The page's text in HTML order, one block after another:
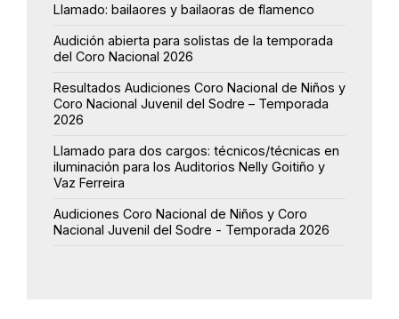
Llamado: bailaores y bailaoras de flamenco
Audición abierta para solistas de la temporada
del Coro Nacional 2026
Resultados Audiciones Coro Nacional de Niños y
Coro Nacional Juvenil del Sodre – Temporada
2026
Llamado para dos cargos: técnicos/técnicas en
iluminación para los Auditorios Nelly Goitiño y
Vaz Ferreira
Audiciones Coro Nacional de Niños y Coro
Nacional Juvenil del Sodre - Temporada 2026